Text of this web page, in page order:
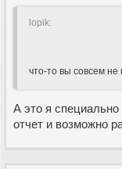
lopik:
что-то вы совсем не
А это я
отчет и возможно